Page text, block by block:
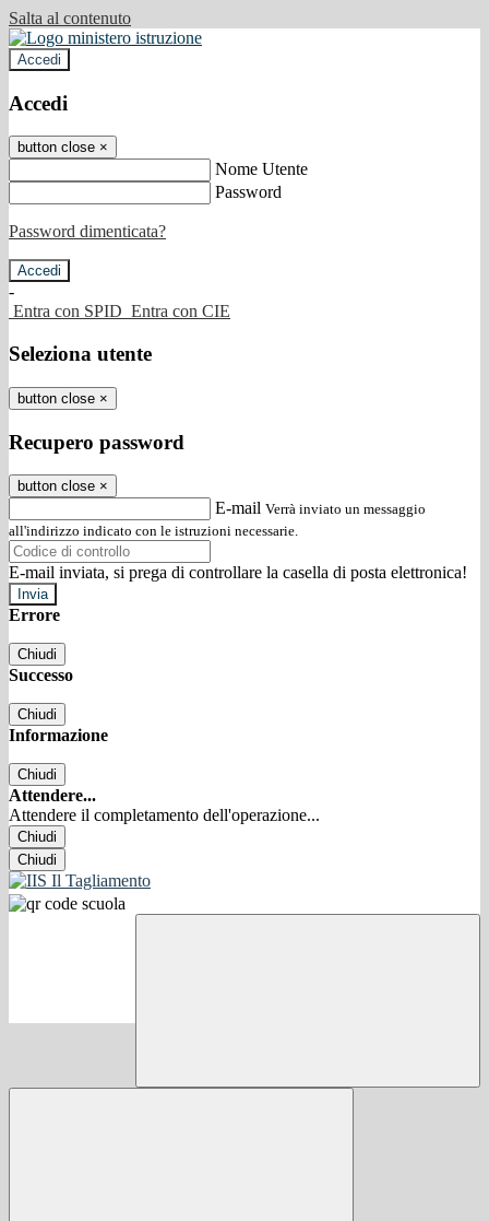
Salta al contenuto
Accedi
Accedi
button close ×
Nome Utente
Password
Password dimenticata?
-
Entra con SPID Entra con CIE
Seleziona utente
button close ×
Recupero password
button close ×
E-mail Verrà inviato un messaggio
all'indirizzo indicato con le istruzioni necessarie.
E-mail inviata, si prega di controllare la casella di posta elettronica!
Errore
Chiudi
Successo
Chiudi
Informazione
Chiudi
Attendere...
Attendere il completamento dell'operazione...
Chiudi
Chiudi